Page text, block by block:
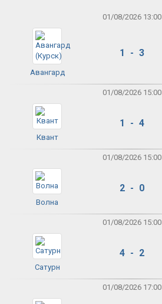
01/08/2026 13:00
Авангард
1 - 3
01/08/2026 15:00
Квант
1 - 4
01/08/2026 15:00
Волна
2 - 0
01/08/2026 15:00
Сатурн
4 - 2
01/08/2026 17:00